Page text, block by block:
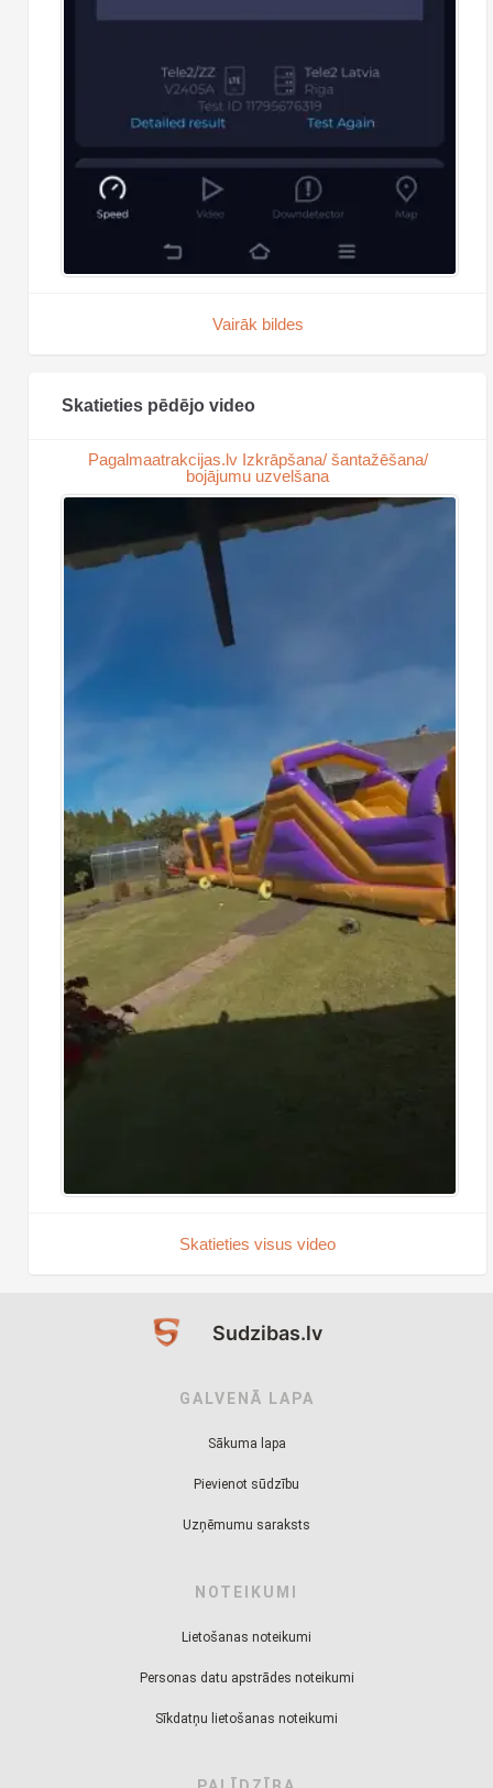
Vairāk bildes
Skatieties pēdējo video
Pagalmaatrakcijas.lv Izkrāpšana/ šantažēšana/
bojājumu uzvelšana
Skatieties visus video
Sudzibas.lv
GALVENĀ LAPA
Sākuma lapa
Pievienot sūdzību
Uzņēmumu saraksts
NOTEIKUMI
Lietošanas noteikumi
Personas datu apstrādes noteikumi
Sīkdatņu lietošanas noteikumi